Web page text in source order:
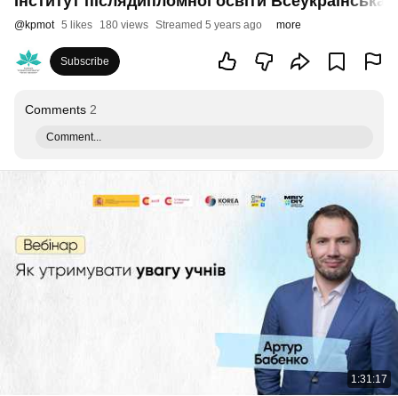
@kpmot 5 likes 180 views Streamed 5 years ago more
Subscribe
Comments 2
Comment...
1:31:17